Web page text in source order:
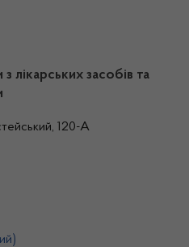
лікарських засобів та
120-А